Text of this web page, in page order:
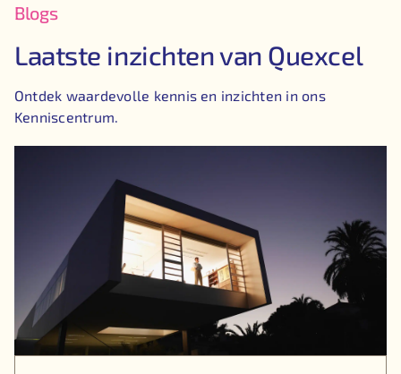
Blogs
Laatste inzichten van Quexcel
Ontdek waardevolle kennis en inzichten in ons
Kenniscentrum.